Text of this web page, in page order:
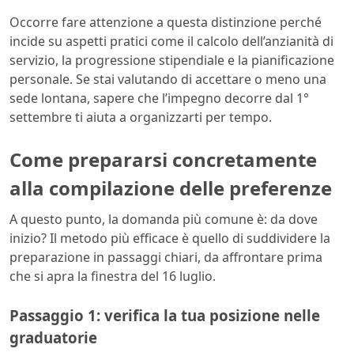
Occorre fare attenzione a questa distinzione perché
incide su aspetti pratici come il calcolo dell’anzianità di
servizio, la progressione stipendiale e la pianificazione
personale. Se stai valutando di accettare o meno una
sede lontana, sapere che l’impegno decorre dal 1°
settembre ti aiuta a organizzarti per tempo.
Come prepararsi concretamente
alla compilazione delle preferenze
A questo punto, la domanda più comune è: da dove
inizio? Il metodo più efficace è quello di suddividere la
preparazione in passaggi chiari, da affrontare prima
che si apra la finestra del 16 luglio.
Passaggio 1: verifica la tua posizione nelle
graduatorie